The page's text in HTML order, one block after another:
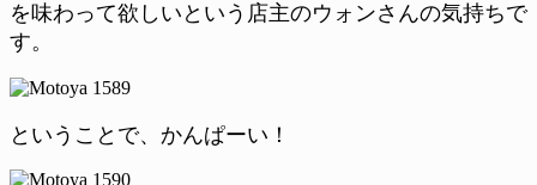
を味わって欲しいという店主のウォンさんの気持ちで
す。
ということで、かんぱーい！